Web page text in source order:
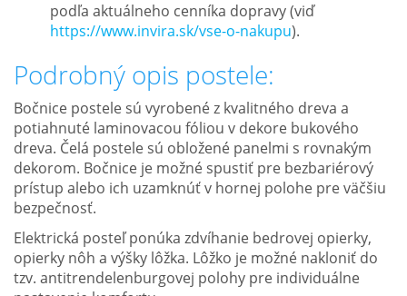
podľa aktuálneho cenníka dopravy (viď
https://www.invira.sk/vse-o-nakupu).
Podrobný opis postele:
Bočnice postele sú vyrobené z kvalitného dreva a
potiahnuté laminovacou fóliou v dekore bukového
dreva. Čelá postele sú obložené panelmi s rovnakým
dekorom. Bočnice je možné spustiť pre bezbariérový
prístup alebo ich uzamknúť v hornej polohe pre väčšiu
bezpečnosť.
Elektrická posteľ ponúka zdvíhanie bedrovej opierky,
opierky nôh a výšky lôžka. Lôžko je možné nakloniť do
tzv. antitrendelenburgovej polohy pre individuálne